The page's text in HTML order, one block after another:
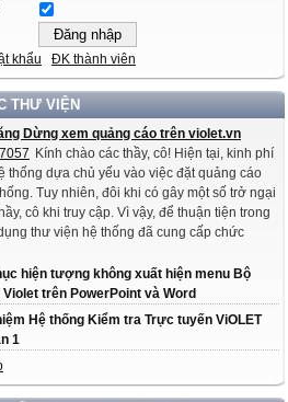
khẩu ĐK thành viên
THƯ VIỆN
Dừng xem quảng cáo trên violet.vn
Kính chào các thầy, cô! Hiện tại, kinh phí
thống dựa chủ yếu vào việc đặt quảng cáo
Tuy nhiên, đôi khi có gây một số trở ngại
cô khi truy cập. Vì vậy, để thuận tiện trong
thư viện hệ thống đã cung cấp chức
hiện tượng không xuất hiện menu Bộ
trên PowerPoint và Word
Hệ thống Kiểm tra Trực tuyến ViOLET
1